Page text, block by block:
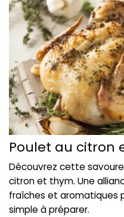
Poulet au citron
Découvrez cette
citron et thym. Une
fraîches et aromatiques
simple à préparer.